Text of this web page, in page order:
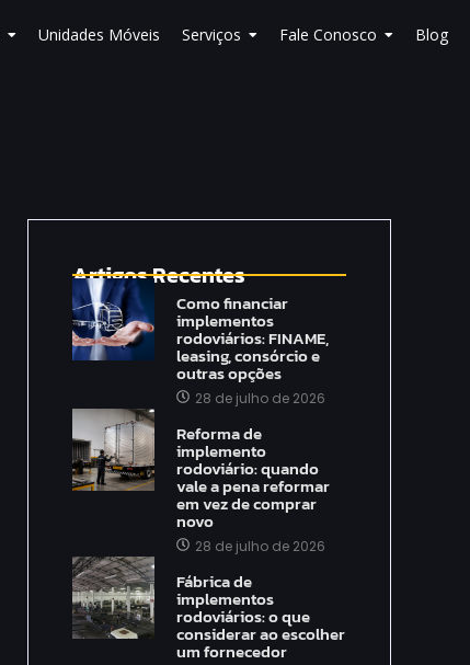
Unidades Móveis Serviços Fale Conosco Blog
Artigos Recentes
Como financiar
implementos
rodoviários: FINAME,
leasing, consórcio e
outras opções
28 de julho de 2026
Reforma de
implemento
rodoviário: quando
vale a pena reformar
em vez de comprar
novo
28 de julho de 2026
Fábrica de
implementos
rodoviários: o que
considerar ao escolher
um fornecedor